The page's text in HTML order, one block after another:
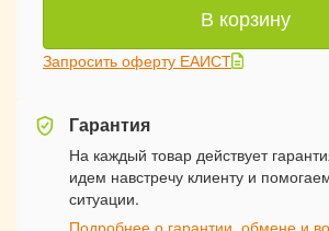
В корзину
Запросить оферту ЕАИСТ
Гарантия
На каждый товар действует
идем навстречу клиенту и
ситуации.
Подробнее о гарантии, обмене и